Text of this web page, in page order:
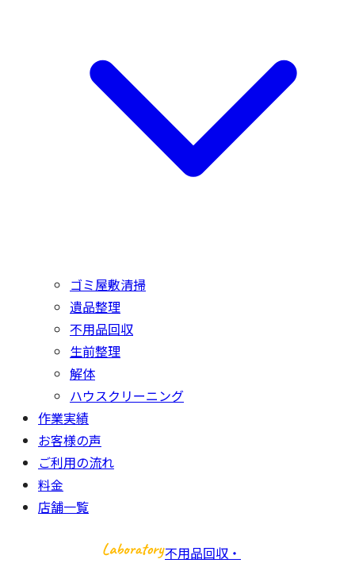
ゴミ屋敷清掃
遺品整理
不用品回収
生前整理
解体
ハウスクリーニング
作業実績
お客様の声
ご利用の流れ
料金
店舗一覧
不用品回収・